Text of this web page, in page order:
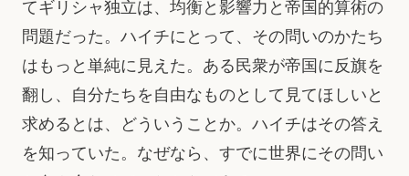
てギリシャ独立は、均衡と影響力と帝国的算術の
問題だった。ハイチにとって、その問いのかたち
はもっと単純に見えた。ある民衆が帝国に反旗を
翻し、自分たちを自由なものとして見てほしいと
求めるとは、どういうことか。ハイチはその答え
を知っていた。なぜなら、すでに世界にその問い